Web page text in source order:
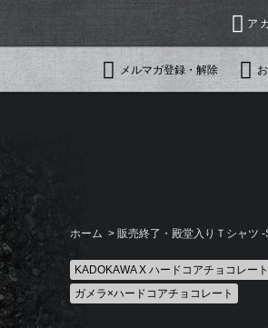
ア
メルマガ登録・解除
ホーム > 販売終了・殿堂入りＴシャツ -
KADOKAWA X ハードコアチョコレート
ガメラ×ハードコアチョコレート